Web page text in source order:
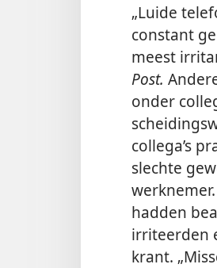
„Luide
constant
meest
Post.
onder
collega’s
slechte
hadden
irriteerden
krant.